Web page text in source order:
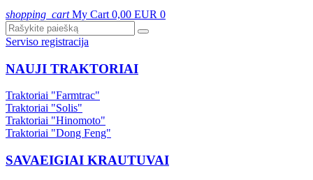
shopping_cart My Cart 0,00 EUR 0
Serviso registracija
NAUJI TRAKTORIAI
Traktoriai "Farmtrac"
Traktoriai "Solis"
Traktoriai "Hinomoto"
Traktoriai "Dong Feng"
SAVAEIGIAI KRAUTUVAI